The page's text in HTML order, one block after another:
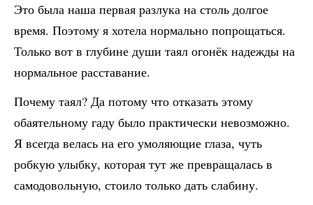
Это была наша первая разлука на столь долгое
время. Поэтому я хотела нормально попрощаться.
Только вот в глубине души таял огонёк надежды на
нормальное расставание.
Почему таял? Да потому что отказать этому
обаятельному гаду было практически невозможно.
Я всегда велась на его умоляющие глаза, чуть
робкую улыбку, которая тут же превращалась в
самодовольную, стоило только дать слабину.